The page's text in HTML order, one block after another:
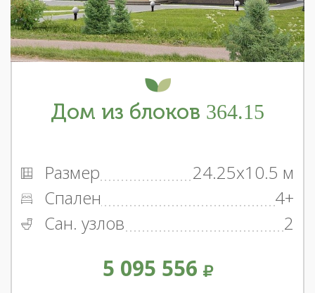
Дом из блоков 364.15
Размер
24.25x10.5 м
Спален
4+
Сан. узлов
2
5 095 556